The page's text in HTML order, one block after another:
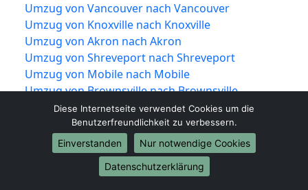
Umzug von Vancouver nach Vancouver
Umzug von Knoxville nach Knoxville
Umzug von Akron nach Akron
Umzug von Shreveport nach Shreveport
Umzug von Mobile nach Mobile
Umzug von Brownsville nach Brownsville
Umzug von Newport News nach Newport
Umzug von Fort Lauderdale nach Fort
Lauderdale
Umzug von Chattanooga nach Chattanooga
Diese Internetseite verwendet Cookies um die
Benutzerfreundlichkeit zu verbessern.
Einverstanden
Nur notwendige Cookies
Datenschutzerklärung